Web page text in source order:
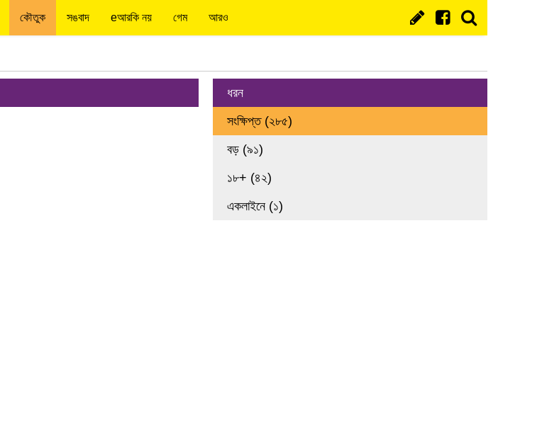
কৌতুক সঙবাদ eআরকি নয় গেম আরও
ধরন
সংক্ষিপ্ত (২৮৫)
বড় (৯১)
১৮+ (৪২)
একলাইনে (১)